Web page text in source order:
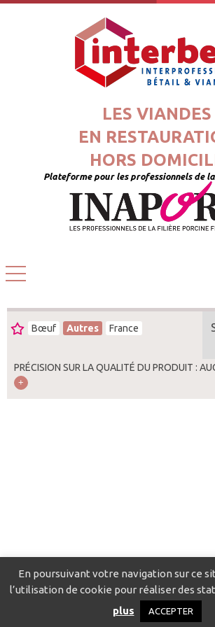
LES VIANDES
EN
HORS
Plateforme pour les professionnels de
Bœuf Autres France
PRÉCISION SUR LA QUALITÉ DU PRODUIT :
Catalogue pour localiser les fournisseurs
Politique de confidentialité
En poursuivant votre navigation sur ce
l’utilisation de cookie pour réaliser des
plus
ACCEPTER